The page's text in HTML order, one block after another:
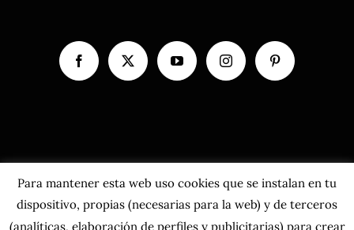
Para mantener esta web uso cookies que se instalan en tu
dispositivo, propias (necesarias para la web) y de terceros
(analíticas, elaboración de perfiles y publicitarias) para crear